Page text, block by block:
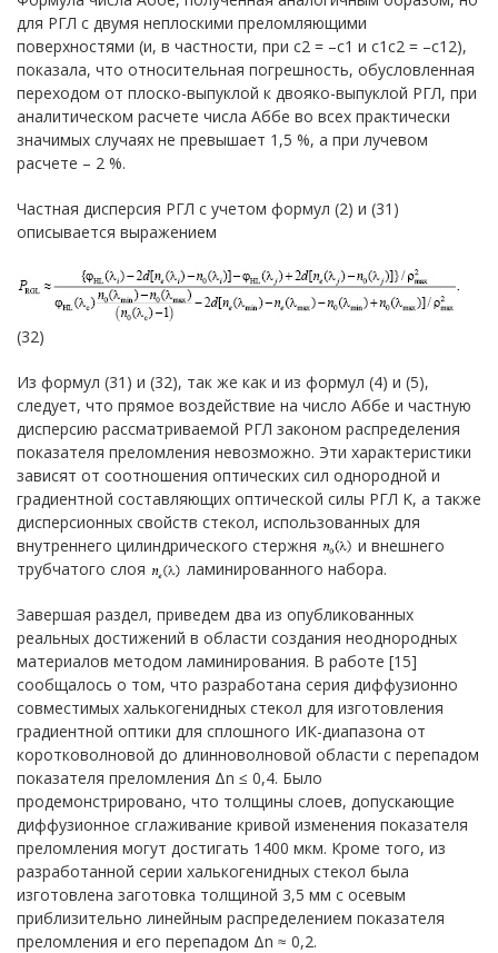
для РГЛ с двумя неплоскими преломляющими
поверхностями (и, в частности, при с2 = –с1 и с1с2 = –с12),
показала, что относительная погрешность, обусловленная
переходом от плоско-выпуклой к двояко-выпуклой РГЛ, при
аналитическом расчете числа Аббе во всех практически
значимых случаях не превышает 1,5 %, а при лучевом
расчете – 2 %.
Частная дисперсия РГЛ с учетом формул (2) и (31)
описывается выражением
(32)
Из формул (31) и (32), так же как и из формул (4) и (5),
следует, что прямое воздействие на число Аббе и частную
дисперсию рассматриваемой РГЛ законом распределения
показателя преломления невозможно. Эти характеристики
зависят от соотношения оптических сил однородной и
градиентной составляющих оптической силы РГЛ K, а также
дисперсионных свойств стекол, использованных для
внутреннего цилиндрического стержня
и внешнего
трубчатого слоя
ламинированного набора.
Завершая раздел, приведем два из опубликованных
реальных достижений в области создания неоднородных
материалов методом ламинирования. В работе [15]
сообщалось о том, что разработана серия диффузионно
совместимых халькогенидных стекол для изготовления
градиентной оптики для сплошного ИК-диапазона от
коротковолновой до длинноволновой области с перепадом
показателя преломления Δn ≤ 0,4. Было
продемонстрировано, что толщины слоев, допускающие
диффузионное сглаживание кривой изменения показателя
преломления могут достигать 1400 мкм. Кроме того, из
разработанной серии халькогенидных стекол была
изготовлена заготовка толщиной 3,5 мм с осевым
приблизительно линейным распределением показателя
преломления и его перепадом Δn ≈ 0,2.